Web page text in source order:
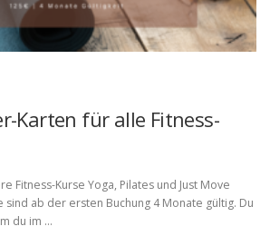
Karten für alle Fitness-
Fitness-Kurse Yoga, Pilates und Just Move
sind ab der ersten Buchung 4 Monate gültig. Du
du im …